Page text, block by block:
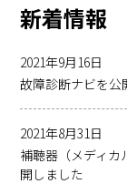
新着情報
2021年9月16日
故障診断ナビを公
2021年8月31日
補聴器（メディカ
開しました